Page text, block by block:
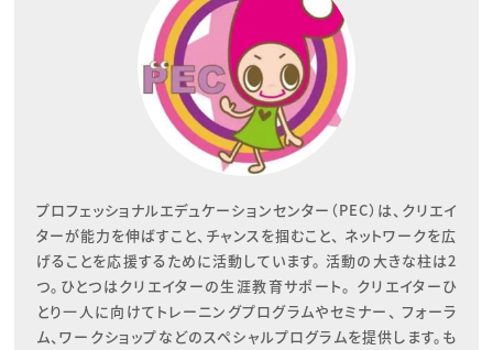
プロフェッショナルエデュケーションセンター（PEC）は、クリエイ
ターが能力を伸ばすこと、チャンスを掴むこと、 ネットワークを広
げることを応援するために活動しています。 活動の大きな柱は2
つ。ひとつはクリエイターの生涯教育サポート。 クリエイターひ
とり一人に向けてトレーニングプログラムやセミナー、 フォーラ
ム、ワークショップなどのスペシャルプログラムを提供します。も